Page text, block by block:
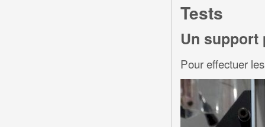
Tests
Un
Pour effectuer